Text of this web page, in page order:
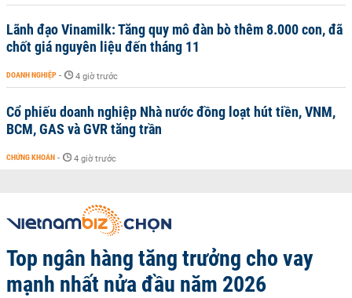
Lãnh đạo Vinamilk: Tăng quy mô đàn bò thêm 8.000 con, đã
chốt giá nguyên liệu đến tháng 11
DOANH NGHIỆP - 4 giờ trước
Cổ phiếu doanh nghiệp Nhà nước đồng loạt hút tiền, VNM,
BCM, GAS và GVR tăng trần
CHỨNG KHOÁN - 4 giờ trước
Top ngân hàng tăng trưởng cho vay
mạnh nhất nửa đầu năm 2026